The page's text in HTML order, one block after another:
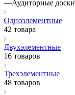
—Аудиторные доски
Одноэлементные
42 товара
Двухэлементные
16 товаров
Трехэлементные
48 товаров